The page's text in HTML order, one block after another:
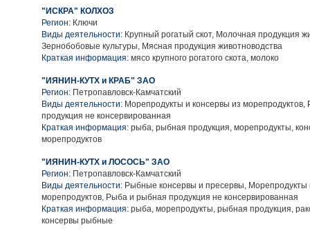
"ИСКРА" КОЛХОЗ
Регион: Ключи
Виды деятельности: Крупный рогатый скот, Молочная продукция
Зернобобовые культуры, Мясная продукция животноводства
Краткая информация: мясо крупного рогатого скота, молоко
"ИЯНИН-КУТХ и КРАБ" ЗАО
Регион: Петропавловск-Камчатский
Виды деятельности: Морепродукты и консервы из
продукция не консервированная
Краткая информация: рыба, рыбная продукция, морепродукты,
морепродуктов
"ИЯНИН-КУТХ и ЛОСОСЬ" ЗАО
Регион: Петропавловск-Камчатский
Виды деятельности: Рыбные консервы и пресервы, Морепродукты
морепродуктов, Рыба и рыбная продукция не консервированная
Краткая информация: рыба, морепродукты, рыбная продукция,
консервы рыбные